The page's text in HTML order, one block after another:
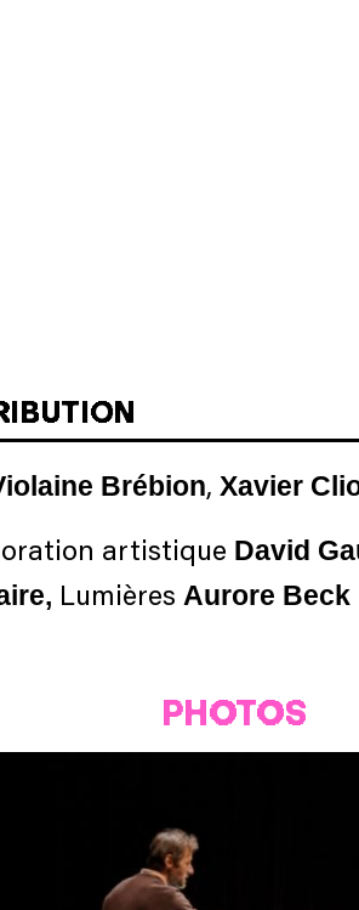
Brébion, Xavier
artistique David
Lumières Aurore Beck
PHOTOS